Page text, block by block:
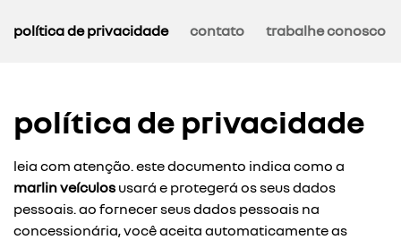
contato trabalhe conosco
política de privacidade
política de privacidade
leia com atenção. este documento indica como a
marlin veículos usará e protegerá os seus dados
pessoais. ao fornecer seus dados pessoais na
concessionária, você aceita automaticamente as